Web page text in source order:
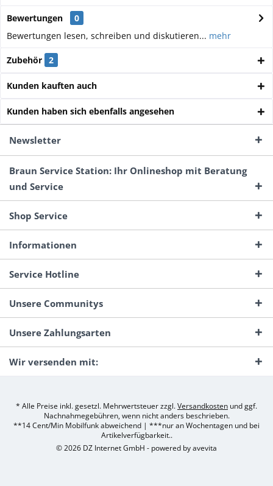
Bewertungen
0
Bewertungen lesen, schreiben und diskutieren... mehr
Zubehör 2
Kunden kauften auch
Kunden haben sich ebenfalls angesehen
Newsletter
Braun Service Station: Ihr Onlineshop mit Beratung
und Service
Shop Service
Informationen
Service Hotline
Unsere Communitys
Unsere Zahlungsarten
Wir versenden mit:
* Alle Preise inkl. gesetzl. Mehrwertsteuer zzgl.Versandkosten und ggf.
Nachnahmegebühren, wenn nicht anders beschrieben.
**14 Cent/Min Mobilfunk abweichend | ***nur an Wochentagen und bei
Artikelverfügbarkeit..
© 2026 DZ Internet GmbH - powered byavevita